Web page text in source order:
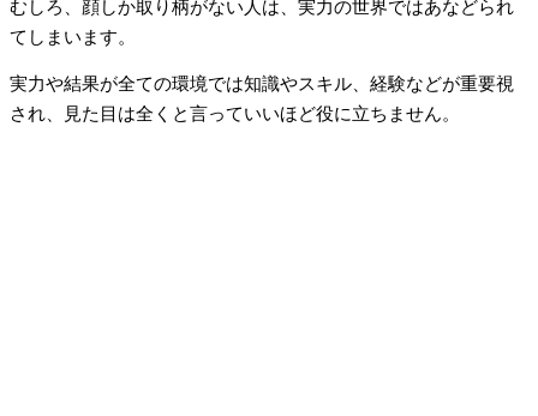
むしろ、顔しか取り柄がない人は、実力の世界ではあなどられ
てしまいます。
実力や結果が全ての環境では知識やスキル、経験などが重要視
され、見た目は全くと言っていいほど役に立ちません。